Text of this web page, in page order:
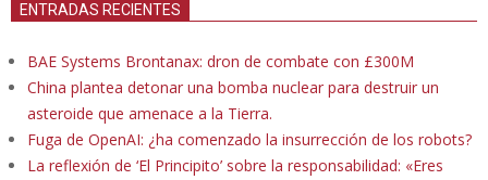
ENTRADAS RECIENTES
BAE Systems Brontanax: dron de combate con £300M
China plantea detonar una bomba nuclear para destruir un
asteroide que amenace a la Tierra.
Fuga de OpenAI: ¿ha comenzado la insurrección de los robots?
La reflexión de ‘El Principito’ sobre la responsabilidad: «Eres